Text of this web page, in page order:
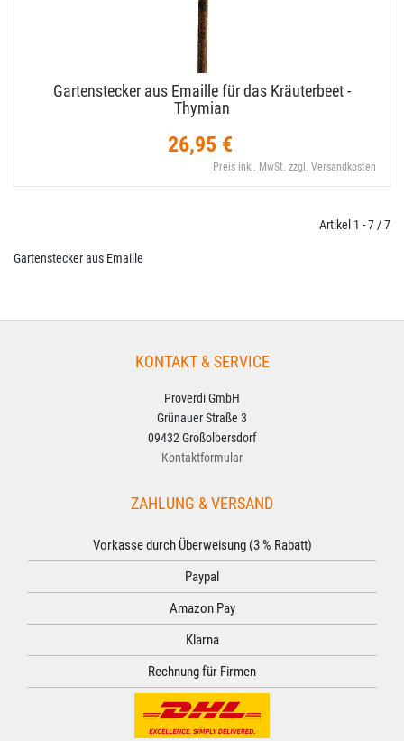
Gartenstecker aus Emaille für das Kräuterbeet -
Thymian
26,95 €
Preis inkl. MwSt. zzgl. Versandkosten
Artikel 1 - 7 / 7
Gartenstecker aus Emaille
KONTAKT & SERVICE
Proverdi GmbH
Grünauer Straße 3
09432 Großolbersdorf
Kontaktformular
ZAHLUNG & VERSAND
Vorkasse durch Überweisung (3 % Rabatt)
Paypal
Amazon Pay
Klarna
Rechnung für Firmen